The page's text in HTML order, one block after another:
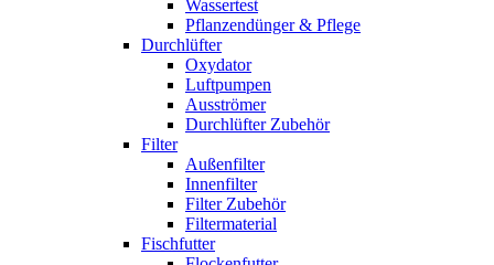
Wassertest
Pflanzendünger & Pflege
Durchlüfter
Oxydator
Luftpumpen
Ausströmer
Durchlüfter Zubehör
Filter
Außenfilter
Innenfilter
Filter Zubehör
Filtermaterial
Fischfutter